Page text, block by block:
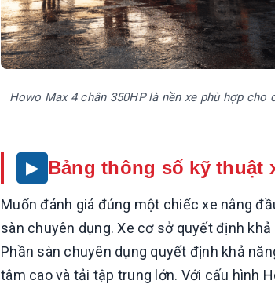
Howo Max 4 chân 350HP là nền xe phù hợp
Bảng thông số kỹ thuật
Muốn đánh giá đúng một chiếc xe nâng
sàn chuyên dụng. Xe cơ sở quyết định
Phần sàn chuyên dụng quyết định khả
tâm cao và tải tập trung lớn. Với cấu hình